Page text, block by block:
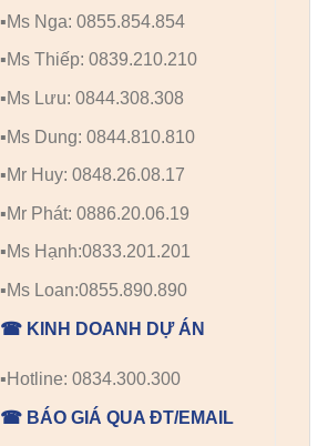
▪️Ms Nga: 0855.854.854
▪️Ms Thiếp: 0839.210.210
▪️Ms Lưu: 0844.308.308
▪️Ms Dung: 0844.810.810
▪️Mr Huy: 0848.26.08.17
▪️Mr Phát: 0886.20.06.19
▪️Ms Hạnh:0833.201.201
▪️Ms Loan:0855.890.890
☎ KINH DOANH DỰ ÁN
▪️Hotline: 0834.300.300
☎ BÁO GIÁ QUA ĐT/EMAIL